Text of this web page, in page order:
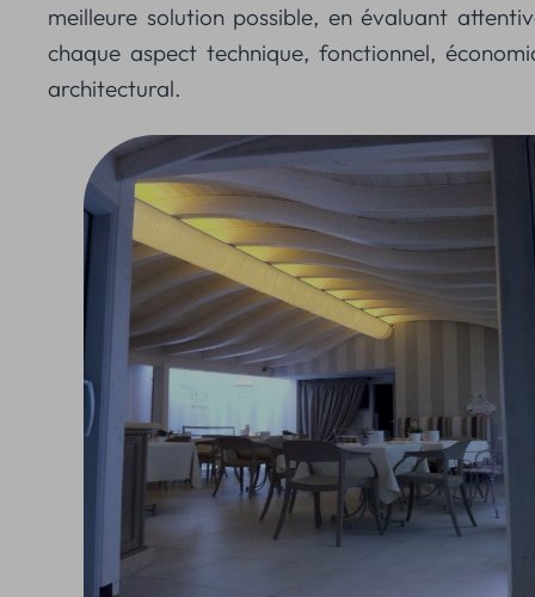
meilleure solution possible, en évaluant
chaque aspect technique, fonctionnel,
architectural.